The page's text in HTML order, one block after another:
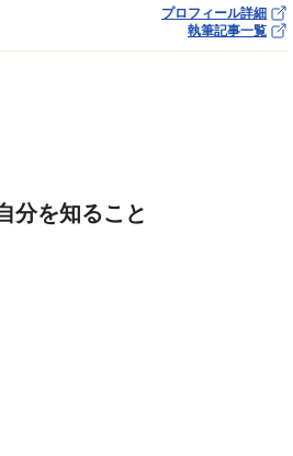
プロフィール詳細
執筆記事一覧
分を知ること